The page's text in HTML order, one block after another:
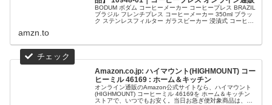
BODUM ボダム コーヒーメーカー コーヒープレス BRAZIL
ブラジル フレンチプレス コーヒーメーカー 350ml ブラッ
ク ステンレスフィルター ガラスビーカー 浸漬式 コーヒー
amzn.to
Amazon.co.jp: ハイマウント(HIGHMOUNT) コー
ヒーミル 46169 : ホーム＆キッチン
オンライン通販のAmazon公式サイトなら、ハイマウント
(HIGHMOUNT) コーヒーミル 46169を ホーム＆キッチン
ストアで、いつでもお安く。当日お急ぎ便対象商品は、当